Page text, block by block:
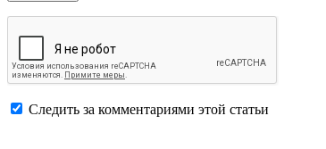
Следить за комментариями этой статьи